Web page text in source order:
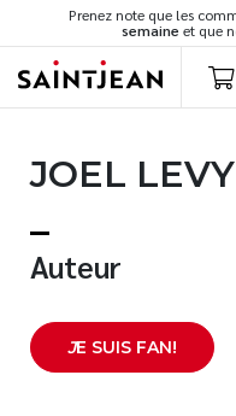
Prenez note que les
semaine et que
Romans
Développement
Spiritualité
Famille
JOEL LEVY
Auteur
JE SUIS FAN!